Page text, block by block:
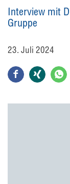
Interview mit
Gruppe
23. Juli 2024